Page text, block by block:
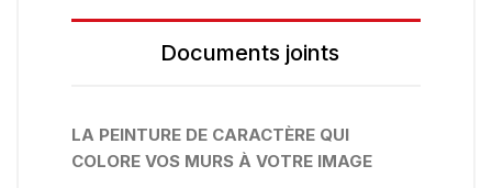
Documents joints
LA PEINTURE DE CARACTÈRE QUI
COLORE VOS MURS À VOTRE IMAGE